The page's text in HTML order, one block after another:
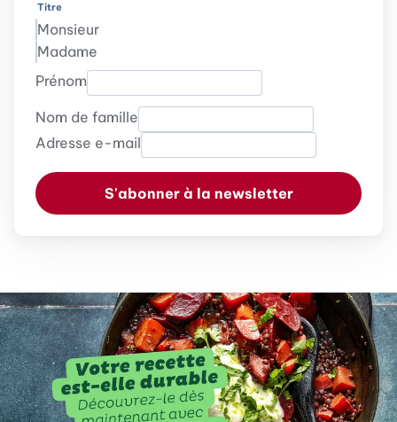
Titre
Monsieur
Madame
Prénom
Nom de famille
Adresse e-mail
S'abonner à la newsletter